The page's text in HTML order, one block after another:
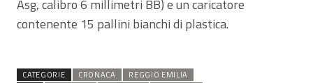
Asg, calibro 6 millimetri BB) e un caricatore
contenente 15 pallini bianchi di plastica.
CATEGORIE CRONACA
REGGIO EMILIA